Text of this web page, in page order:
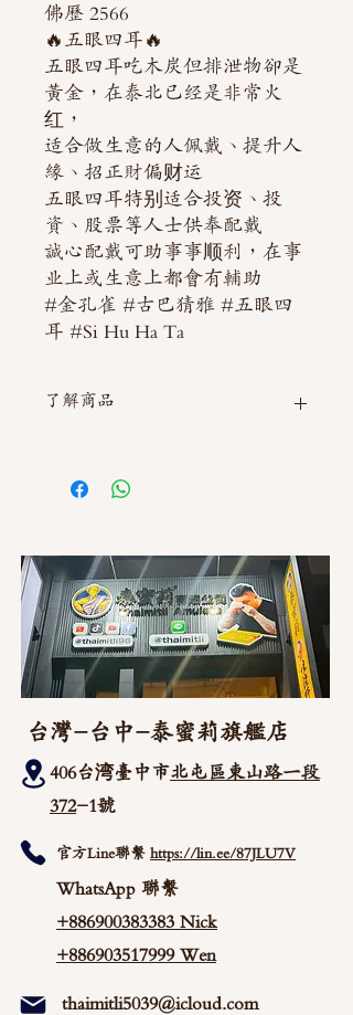
佛歷 2566
🔥五眼四耳🔥
五眼四耳吃木炭但排泄物卻是
黃金，在泰北已经是非常火
红，
适合做生意的人佩戴、提升人
緣、招正財偏财运
五眼四耳特别适合投资、投
資、股票等人士供奉配戴
誠心配戴可助事事顺利，在事
业上或生意上都會有輔助
#金孔雀 #古巴猜雅 #五眼四
耳 #Si Hu Ha Ta
了解商品
台灣-台中-泰蜜莉旗艦店
406台湾臺中市北屯區東山路一段
372-1號
官方Line聯繫 https://lin.ee/87JLU7V
WhatsApp 聯繫
+886900383383 Nick
+886903517999 Wen
thaimitli5039@icloud.com